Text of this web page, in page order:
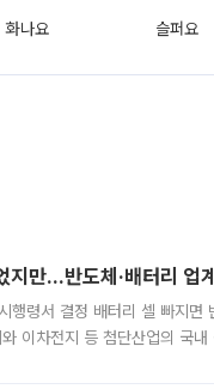
화나요 슬퍼요
지만…반도체·배터리 업
행령서 결정 배터리 셀 빠지
이차전지 등 첨단산업의 국